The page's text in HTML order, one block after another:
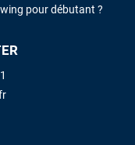
pour débutant ?